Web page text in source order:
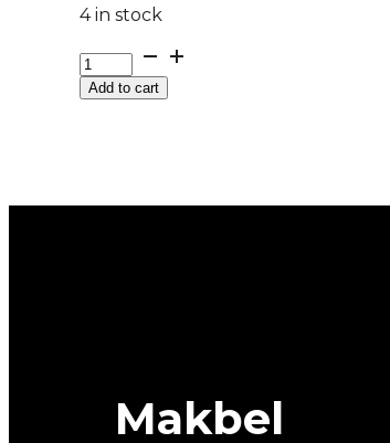
4 in stock
225/40
R
18Add to cart
Makbel